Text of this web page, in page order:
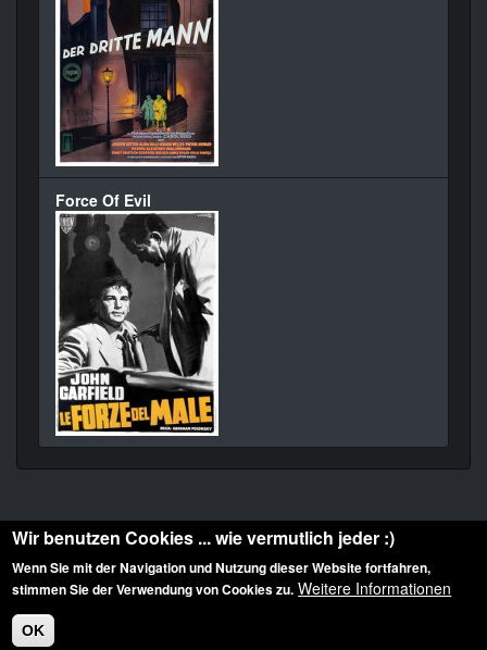
Force Of Evil
Diese Website ist urheberrechtlich geschützt: © 2010-2026 der Film Noir de. Alle
Rechte vorbehalten.
Wir benutzen Cookies ... wie vermutlich jeder :)
Wenn Sie mit der Navigation und Nutzung dieser Website fortfahren,
stimmen Sie der Verwendung von Cookies zu. Weitere Informationen
OK